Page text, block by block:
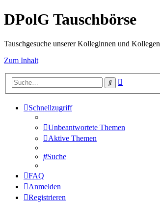
DPolG Tauschbörse
Tauschgesuche unserer Kolleginnen und Kollegen
Zum Inhalt
Suche
Schnellzugriff
Unbeantwortete Themen
Aktive Themen
Suche
FAQ
Anmelden
Registrieren